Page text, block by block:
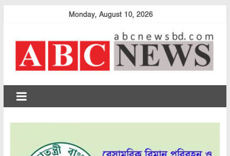
Monday, August 10, 2026
abcnewsbd